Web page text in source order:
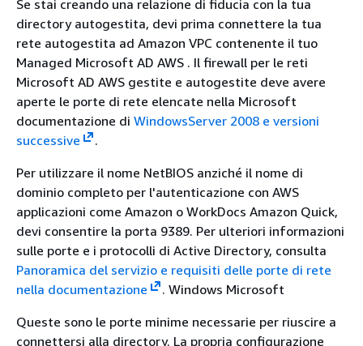
Se stai creando una relazione di fiducia con la tua
directory autogestita, devi prima connettere la tua
rete autogestita ad Amazon VPC contenente il tuo
Managed Microsoft AD AWS . Il firewall per le reti
Microsoft AD AWS gestite e autogestite deve avere
aperte le porte di rete elencate nella Microsoft
documentazione di WindowsServer 2008 e versioni
successive
.
Per utilizzare il nome NetBIOS anziché il nome di
dominio completo per l'autenticazione con AWS
applicazioni come Amazon o WorkDocs Amazon Quick,
devi consentire la porta 9389. Per ulteriori informazioni
sulle porte e i protocolli di Active Directory, consulta
Panoramica del servizio e requisiti delle porte di rete
nella documentazione
. Windows Microsoft
Queste sono le porte minime necessarie per riuscire a
connettersi alla directory. La propria configurazione